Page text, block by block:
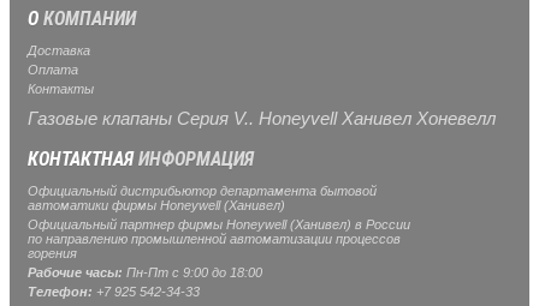
О КОМПАНИИ
Доставка
Оплата
Контакты
Газовые клапаны Серия V.. Honeyvell Ханивел Хоневелл
КОНТАКТНАЯИНФОРМАЦИЯ
Официальный дистрибьютор департамента бытовой
автоматики фирмы Honeywell (Ханивел)
Официальный партнер фирмы Honeywell (Ханивел) в России
по направлению промышленной автоматизации процессов
горения
Рабочие часы: Пн-Пт с 9:00 до 18:00
Телефон: +7 925 542-34-33